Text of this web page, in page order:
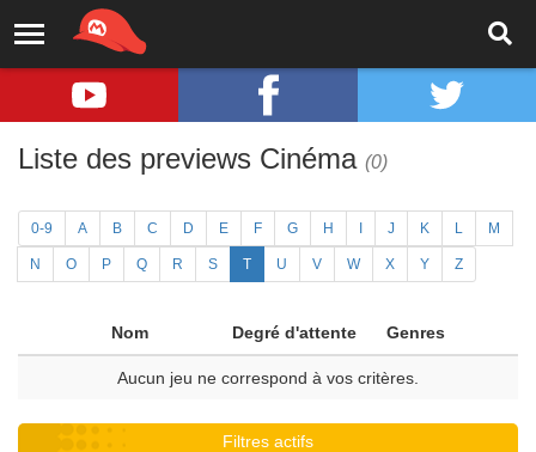
Liste des previews Cinéma (0)
0-9 A B C D E F G H J K L M
N O P Q R S T U V W X Y Z
Nom Degré d'attente Genres
Aucun jeu ne correspond à vos critères.
Filtres actifs